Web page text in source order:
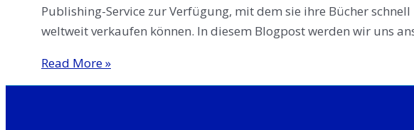
Publishing-Service zur Verfügung, mit dem sie ihre Bücher
weltweit verkaufen können. In diesem Blogpost werden wir uns
Mit
Self-
Read More »